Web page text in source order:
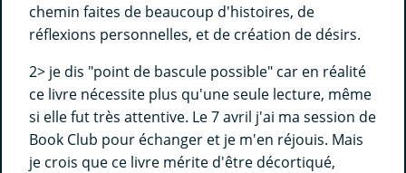
chemin faites de beaucoup d'histoires, de
réflexions personnelles, et de création de désirs.
2> je dis "point de bascule possible" car en réalité
ce livre nécessite plus qu'une seule lecture, même
si elle fut très attentive. Le 7 avril j'ai ma session de
Book Club pour échanger et je m'en réjouis. Mais
je crois que ce livre mérite d'être décortiqué,